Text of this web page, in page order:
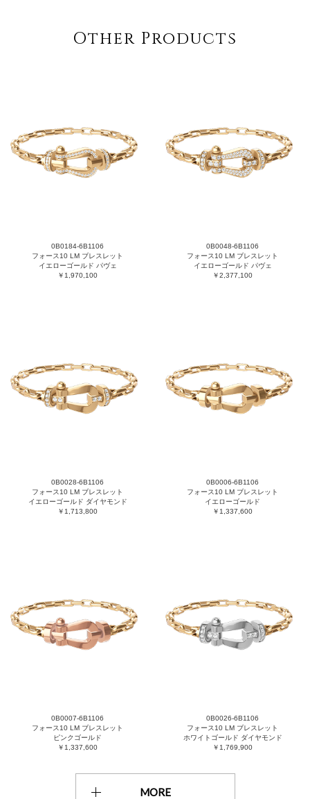
Other Products
0B0184-6B1106
フォース10 LM ブレスレット
イエローゴールド パヴェ
￥1,970,100
0B0048-6B1106
フォース10 LM ブレスレット
イエローゴールド パヴェ
￥2,377,100
0B0028-6B1106
フォース10 LM ブレスレット
イエローゴールド ダイヤモンド
￥1,713,800
0B0006-6B1106
フォース10 LM ブレスレット
イエローゴールド
￥1,337,600
0B0007-6B1106
フォース10 LM ブレスレット
ピンクゴールド
￥1,337,600
0B0026-6B1106
フォース10 LM ブレスレット
ホワイトゴールド ダイヤモンド
￥1,769,900
MORE